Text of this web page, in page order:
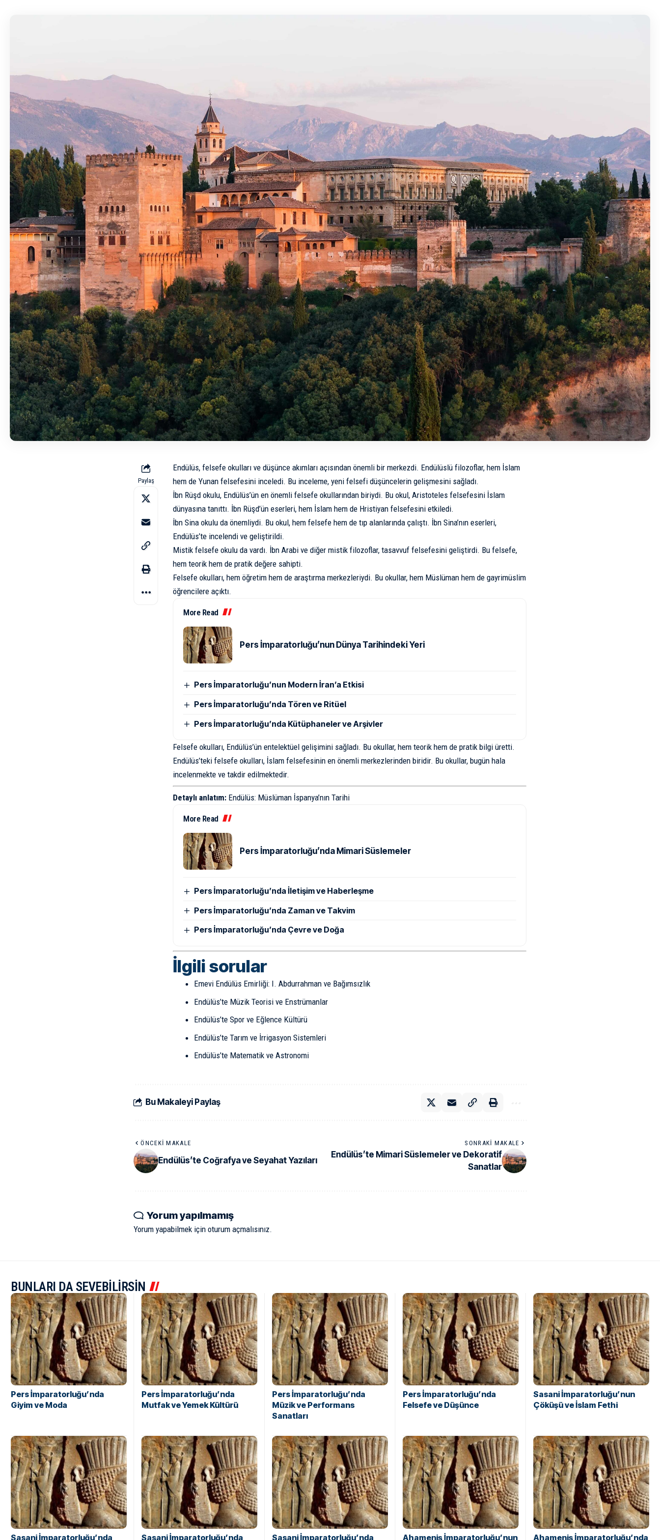
Paylaş
Endülüs, felsefe okulları ve düşünce akımları açısından önemli bir merkezdi. Endülüslü filozoflar, hem İslam
hem de Yunan felsefesini inceledi. Bu inceleme, yeni felsefi düşüncelerin gelişmesini sağladı.
İbn Rüşd okulu, Endülüs’ün en önemli felsefe okullarından biriydi. Bu okul, Aristoteles felsefesini İslam
dünyasına tanıttı. İbn Rüşd’ün eserleri, hem İslam hem de Hristiyan felsefesini etkiledi.
İbn Sina okulu da önemliydi. Bu okul, hem felsefe hem de tıp alanlarında çalıştı. İbn Sina’nın eserleri,
Endülüs’te incelendi ve geliştirildi.
Mistik felsefe okulu da vardı. İbn Arabi ve diğer mistik filozoflar, tasavvuf felsefesini geliştirdi. Bu felsefe,
hem teorik hem de pratik değere sahipti.
Felsefe okulları, hem öğretim hem de araştırma merkezleriydi. Bu okullar, hem Müslüman hem de gayrimüslim
öğrencilere açıktı.
More Read
Pers İmparatorluğu’nun Dünya Tarihindeki Yeri
Pers İmparatorluğu’nun Modern İran’a Etkisi
Pers İmparatorluğu’nda Tören ve Ritüel
Pers İmparatorluğu’nda Kütüphaneler ve Arşivler
Felsefe okulları, Endülüs’ün entelektüel gelişimini sağladı. Bu okullar, hem teorik hem de pratik bilgi üretti.
Endülüs’teki felsefe okulları, İslam felsefesinin en önemli merkezlerinden biridir. Bu okullar, bugün hala
incelenmekte ve takdir edilmektedir.
Detaylı anlatım: Endülüs: Müslüman İspanya’nın Tarihi
More Read
Pers İmparatorluğu’nda Mimari Süslemeler
Pers İmparatorluğu’nda İletişim ve Haberleşme
Pers İmparatorluğu’nda Zaman ve Takvim
Pers İmparatorluğu’nda Çevre ve Doğa
İlgili sorular
Emevi Endülüs Emirliği: I. Abdurrahman ve Bağımsızlık
Endülüs’te Müzik Teorisi ve Enstrümanlar
Endülüs’te Spor ve Eğlence Kültürü
Endülüs’te Tarım ve İrrigasyon Sistemleri
Endülüs’te Matematik ve Astronomi
Bu Makaleyi Paylaş
ÖNCEKI MAKALE
Endülüs’te Coğrafya ve Seyahat Yazıları
SONRAKI MAKALE
Endülüs’te Mimari Süslemeler ve Dekoratif
Sanatlar
Yorum yapılmamış
Yorum yapabilmek için oturum açmalısınız.
BUNLARI DA SEVEBİLİRSİN
Pers İmparatorluğu’nda
Giyim ve Moda
Pers İmparatorluğu’nda
Mutfak ve Yemek Kültürü
Pers İmparatorluğu’nda
Müzik ve Performans
Sanatları
Pers İmparatorluğu’nda
Felsefe ve Düşünce
Sasani İmparatorluğu’nun
Çöküşü ve İslam Fethi
Sasani İmparatorluğu’nda Sasani İmparatorluğu’nda Sasani İmparatorluğu’nda Ahameniş İmparatorluğu’nun Ahameniş İmparatorluğu’nda